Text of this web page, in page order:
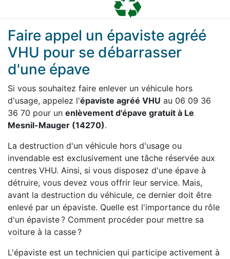
Faire appel un épaviste agréé
VHU pour se débarrasser
d'une épave
Si vous souhaitez faire enlever un véhicule hors
d'usage, appelez l'épaviste agréé VHU au 06 09 36
36 70 pour un enlèvement d'épave gratuit à Le
Mesnil-Mauger (14270).
La destruction d'un véhicule hors d'usage ou
invendable est exclusivement une tâche réservée aux
centres VHU. Ainsi, si vous disposez d'une épave à
détruire, vous devez vous offrir leur service. Mais,
avant la destruction du véhicule, ce dernier doit être
enlevé par un épaviste. Quelle est l'importance du rôle
d'un épaviste ? Comment procéder pour mettre sa
voiture à la casse ?
L'épaviste est un technicien qui participe activement à